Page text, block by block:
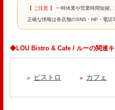
【 ご注意 】 一時休業や営業時間短縮
正確な情報は各店舗のSNS・HP・電
◆LOU Bistro & Cafe / ルーの関連キ
ビストロ カフェ